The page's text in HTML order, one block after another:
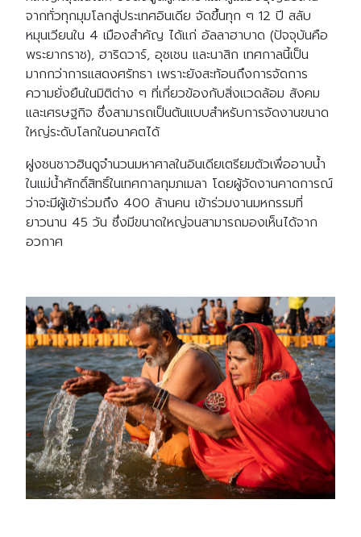
จากทั่วทุกมุมโลกสู่ประเทศอินเดีย จัดขึ้นทุก ๆ 12 ปี สลับ
หมุนเวียนใน 4 เมืองสำคัญ ได้แก่ อัลลาฮาบาด (ปัจจุบันคือ
พระยากราช), ฮาริดวาร์, อุชเชน และนาสิก เทศกาลนี้เป็น
มากกว่าการแสดงศรัทธา เพราะยังสะท้อนถึงการจัดการ
ความยั่งยืนในมิติต่าง ๆ ที่เกี่ยวข้องกับสิ่งแวดล้อม สังคม
และเศรษฐกิจ ซึ่งสามารถเป็นต้นแบบสำหรับการจัดงานขนาด
ใหญ่ระดับโลกในอนาคตได้
ฝูงชนชาวฮินดูจำนวนมหาศาลในอินเดียเตรียมตัวเพื่ออาบน้ำ
ในแม่น้ำศักดิ์สิทธิ์ในเทศกาลกุมภเมลา โดยผู้จัดงานคาดการณ์
ว่าจะมีผู้เข้าร่วมถึง 400 ล้านคน เข้าร่วมงานมหกรรมที่
ยาวนาน 45 วัน ซึ่งมีขนาดใหญ่จนสามารถมองเห็นได้จาก
อวกาศ